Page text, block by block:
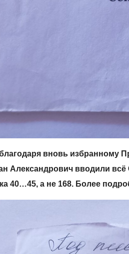
благодаря вновь избранному
Александрович вводили
40…45, а не 168. Более